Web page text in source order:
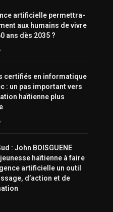
artificielle permettra-
aux humains de vivre
ans dès 2035 ?
certifiés en informatique
: un pas important vers
haïtienne plus
: John BOISGUENE
haïtienne à faire
artificielle un outil
d’action et de